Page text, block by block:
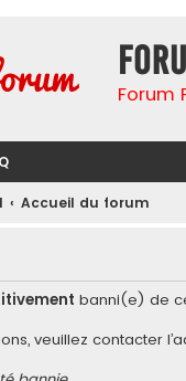
Forum
Accueil du forum
banni(e) de
veuillez contacter l’